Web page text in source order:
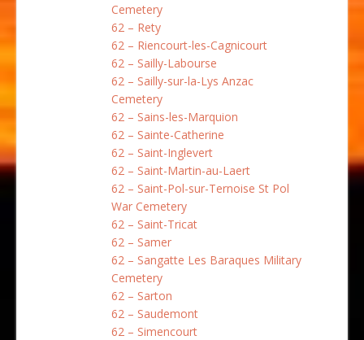
Cemetery
62 – Rety
62 – Riencourt-les-Cagnicourt
62 – Sailly-Labourse
62 – Sailly-sur-la-Lys Anzac
Cemetery
62 – Sains-les-Marquion
62 – Sainte-Catherine
62 – Saint-Inglevert
62 – Saint-Martin-au-Laert
62 – Saint-Pol-sur-Ternoise St Pol
War Cemetery
62 – Saint-Tricat
62 – Samer
62 – Sangatte Les Baraques Military
Cemetery
62 – Sarton
62 – Saudemont
62 – Simencourt